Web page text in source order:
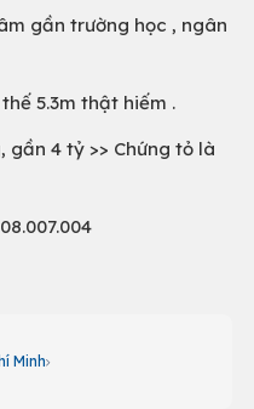
gần trường học , ngân
5.3m thật hiếm .
gần 4 tỷ >> Chứng tỏ là
Minh